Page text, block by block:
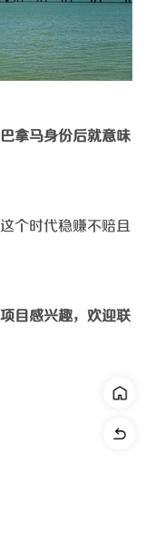
拿马身份后就意味
个时代稳赚不赔且
目感兴趣，欢迎联